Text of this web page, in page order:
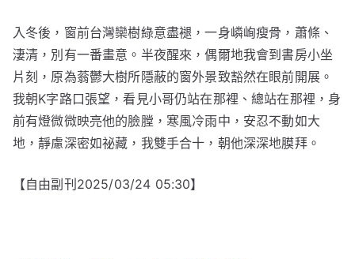
入冬後，窗前台灣欒樹綠意盡褪，一身嶙峋瘦骨，蕭條、
淒清，別有一番畫意。半夜醒來，偶爾地我會到書房小坐
片刻，原為蓊鬱大樹所隱蔽的窗外景致豁然在眼前開展。
我朝K字路口張望，看見小哥仍站在那裡、總站在那裡，身
前有燈微微映亮他的臉膛，寒風冷雨中，安忍不動如大
地，靜慮深密如祕藏，我雙手合十，朝他深深地膜拜。
【自由副刊2025/03/24 05:30】